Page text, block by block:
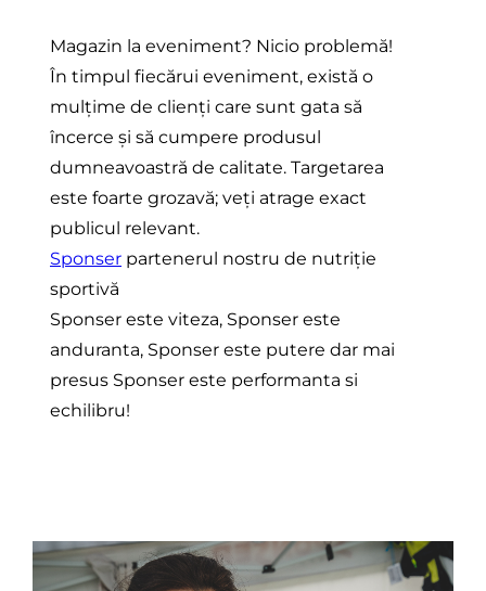
Magazin la eveniment? Nicio problemă!
În timpul fiecărui eveniment, există o
mulțime de clienți care sunt gata să
încerce și să cumpere produsul
dumneavoastră de calitate. Targetarea
este foarte grozavă; veți atrage exact
publicul relevant.
Sponser partenerul nostru de nutriție
sportivă
Sponser este viteza, Sponser este
anduranta, Sponser este putere dar mai
presus Sponser este performanta si
echilibru!